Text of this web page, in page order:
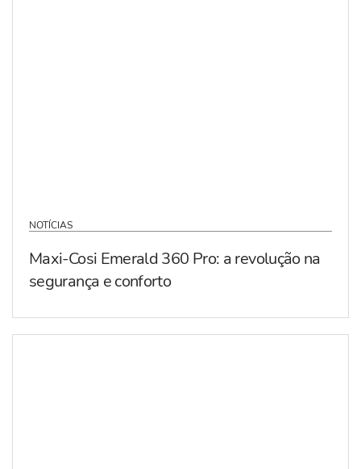
NOTÍCIAS
Maxi-Cosi Emerald 360 Pro: a revolução na
segurança e conforto